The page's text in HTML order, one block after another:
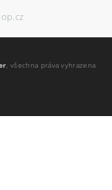
, všechna práva vyhrazena